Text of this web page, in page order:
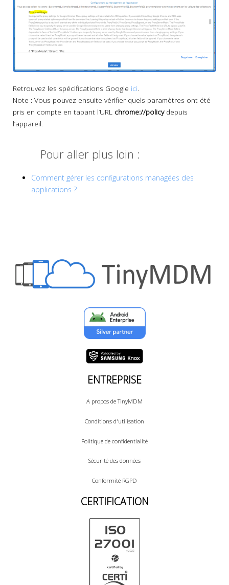
Retrouvez les spécifications Google ici.
Note : Vous pouvez ensuite vérifier quels paramètres ont été
pris en compte en tapant l’URL chrome://policydepuis
l’appareil.
Pour aller plus loin :
Comment gérer les configurations managées des
applications ?
ENTREPRISE
A propos de TinyMDM
Conditions d'utilisation
Politique de confidentialité
Sécurité des données
Conformité RGPD
CERTIFICATION